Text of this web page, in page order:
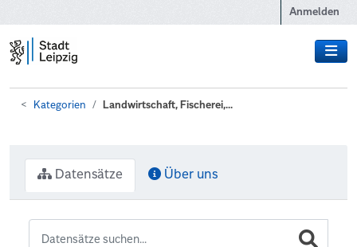
Anmelden
Kategorien Landwirtschaft, Fischerei,...
Datensätze Über uns